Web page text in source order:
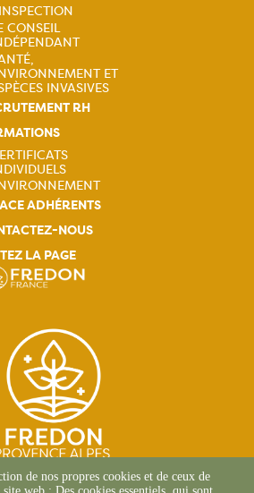
CONSEIL
ET
INVASIVES
RH
ADHÉRENTS
NOUS
LA PAGE
Alexandre Blanc
de nos propres cookies et de ceux de